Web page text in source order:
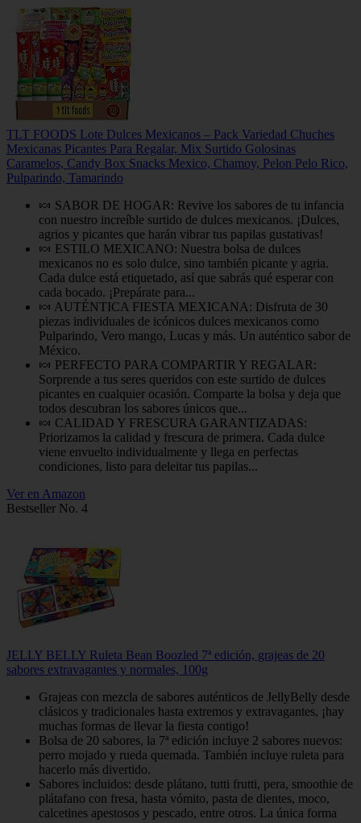
TLT FOODS Lote Dulces Mexicanos – Pack Variedad Chuches
Mexicanas Picantes Para Regalar, Mix Surtido Golosinas
Caramelos, Candy Box Snacks Mexico, Chamoy, Pelon Pelo Rico,
Pulparindo, Tamarindo
🍬 SABOR DE HOGAR: Revive los sabores de tu infancia
con nuestro increíble surtido de dulces mexicanos. ¡Dulces,
agrios y picantes que harán vibrar tus papilas gustativas!
🍬 ESTILO MEXICANO: Nuestra bolsa de dulces
mexicanos no es solo dulce, sino también picante y agria.
Cada dulce está etiquetado, así que sabrás qué esperar con
cada bocado. ¡Prepárate para...
🍬 AUTÉNTICA FIESTA MEXICANA: Disfruta de 30
piezas individuales de icónicos dulces mexicanos como
Pulparindo, Vero mango, Lucas y más. Un auténtico sabor de
México.
🍬 PERFECTO PARA COMPARTIR Y REGALAR:
Sorprende a tus seres queridos con este surtido de dulces
picantes en cualquier ocasión. Comparte la bolsa y deja que
todos descubran los sabores únicos que...
🍬 CALIDAD Y FRESCURA GARANTIZADAS:
Priorizamos la calidad y frescura de primera. Cada dulce
viene envuelto individualmente y llega en perfectas
condiciones, listo para deleitar tus papilas...
Ver en Amazon
Bestseller No. 4
JELLY BELLY Ruleta Bean Boozled 7ª edición, grajeas de 20
sabores extravagantes y normales, 100g
Grajeas con mezcla de sabores auténticos de JellyBelly desde
clásicos y tradicionales hasta extremos y extravagantes, ¡hay
muchas formas de llevar la fiesta contigo!
Bolsa de 20 sabores, la 7ª edición incluye 2 sabores nuevos:
perro mojado y rueda quemada. También incluye ruleta para
hacerlo más divertido.
Sabores incluidos: desde plátano, tutti frutti, pera, smoothie de
plátafano con fresa, hasta vómito, pasta de dientes, moco,
calcetines apestosos y pescado, entre otros. La única forma